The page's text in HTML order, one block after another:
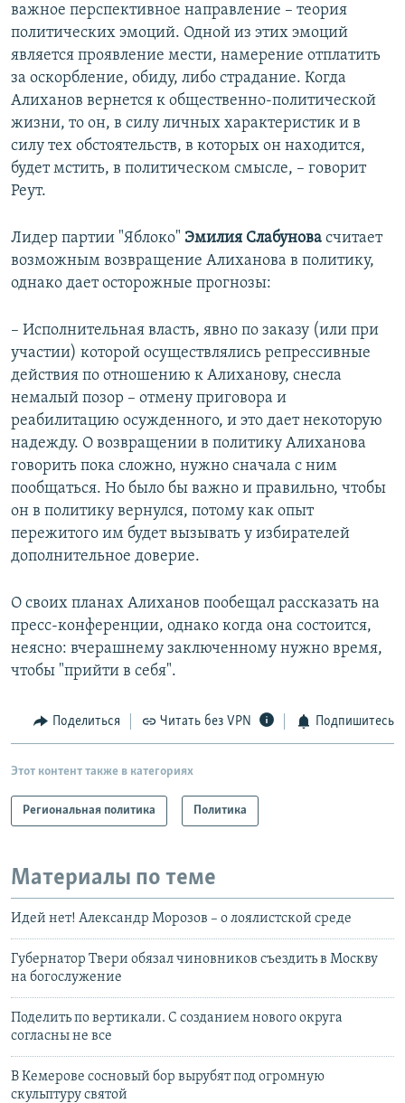
важное перспективное направление – теория
политических эмоций. Одной из этих эмоций
является проявление мести, намерение отплатить
за оскорбление, обиду, либо страдание. Когда
Алиханов вернется к общественно-политической
жизни, то он, в силу личных характеристик и в
силу тех обстоятельств, в которых он находится,
будет мстить, в политическом смысле, – говорит
Реут.
Лидер партии "Яблоко" Эмилия Слабунова считает
возможным возвращение Алиханова в политику,
однако дает осторожные прогнозы:
– Исполнительная власть, явно по заказу (или при
участии) которой осуществлялись репрессивные
действия по отношению к Алиханову, снесла
немалый позор – отмену приговора и
реабилитацию осужденного, и это дает некоторую
надежду. О возвращении в политику Алиханова
говорить пока сложно, нужно сначала с ним
пообщаться. Но было бы важно и правильно, чтобы
он в политику вернулся, потому как опыт
пережитого им будет вызывать у избирателей
дополнительное доверие.
​О своих планах Алиханов пообещал рассказать на
пресс-конференции, однако когда она состоится,
неясно: вчерашнему заключенному нужно время,
чтобы "прийти в себя".
Поделиться Читать без VPN Подпишитесь
Этот контент также в категориях
Региональная политика Политика
Материалы по теме
Идей нет! Александр Морозов – о лоялистской среде
Губернатор Твери обязал чиновников съездить в Москву
на богослужение
Поделить по вертикали. С созданием нового округа
согласны не все
В Кемерове сосновый бор вырубят под огромную
скульптуру святой